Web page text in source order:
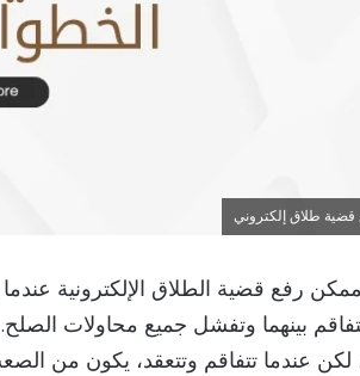
طلاق إلكتروني
رفع قضية الطلاق الإلكترونية
بينهما وتفشل جميع محاولات
لكن عندما تتفاقم وتتعقد، يكون من